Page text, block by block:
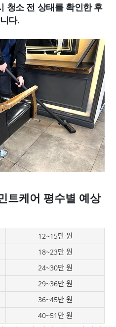
청소 전 상태를 확인한 후
다.
트케어 평수별 예상
12~15만 원
18~23만 원
24~30만 원
29~36만 원
36~45만 원
40~51만 원